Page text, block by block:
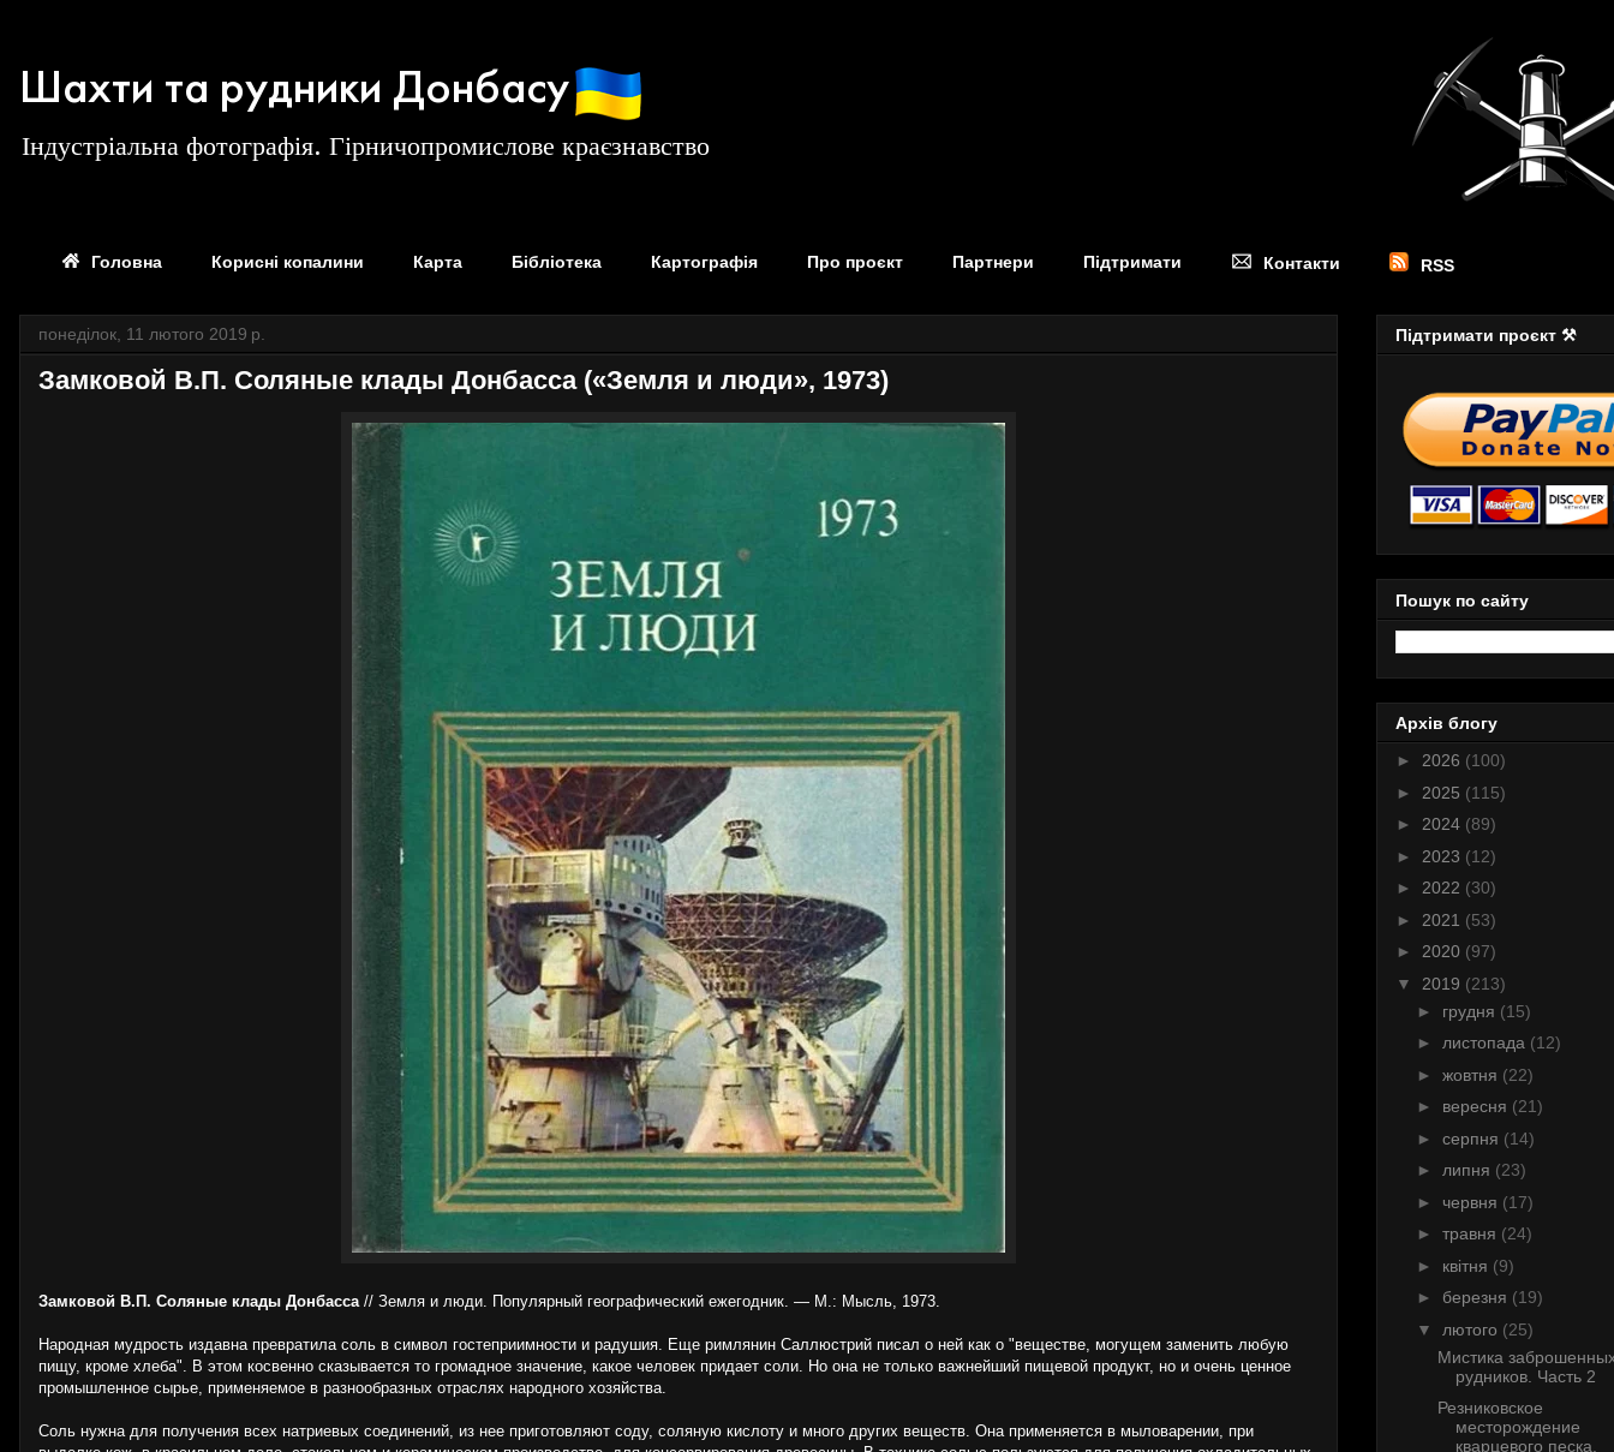
Шахти та рудники Донбасу
Індустріальна фотографія. Гірничопромислове краєзнавство
Головна Корисні копалини Карта Бібліотека Картографія Про проєкт Партнери Підтримати Контакти RSS
понеділок, 11 лютого 2019 р.
Замковой В.П. Соляные клады Донбасса («Земля и люди», 1973)
Замковой В.П. Соляные клады Донбасса// Земля и люди. Популярный географический ежегодник. — М.: Мысль, 1973.
Народная мудрость издавна превратила соль в символ гостеприимности и радушия. Еще римлянин Саллюстрий писал о ней как о "веществе, могущем заменить любую
пищу, кроме хлеба". В этом косвенно сказывается то громадное значение, какое человек придает соли. Но она не только важнейший пищевой продукт, но и очень ценное
промышленное сырье, применяемое в разнообразных отраслях народного хозяйства.
Соль нужна для получения всех натриевых соединений, из нее приготовляют соду, соляную кислоту и много других веществ. Она применяется в мыловарении, при
Підтримати проєкт ⚒
Пошук по сайту
Архів блогу
► 2026 (100)
► 2025 (115)
► 2024 (89)
► 2023 (12)
► 2022 (30)
► 2021 (53)
► 2020 (97)
▼ 2019 (213)
► грудня (15)
► листопада (12)
► жовтня (22)
► вересня (21)
► серпня (14)
► липня (23)
► червня (17)
► травня (24)
► квітня (9)
► березня (19)
▼ лютого (25)
Мистика
рудников. Часть 2
Резниковское
месторождение
кварцевого песка.